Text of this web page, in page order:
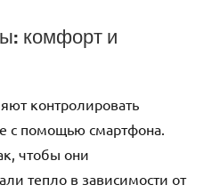
комфорт и
контролировать
с помощью смартфона.
чтобы они
тепло в зависимости от